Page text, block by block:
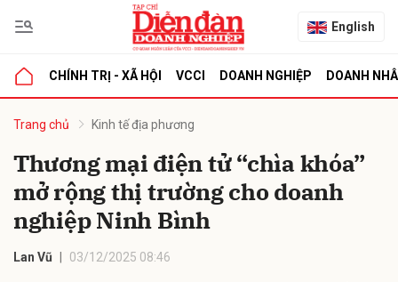
English
CHÍNH TRỊ - XÃ HỘI VCCI DOANH NGHIỆP DOANH
Trang chủ Kinh tế địa phương
Thương mại điện tử “chìa khóa”
mở rộng thị trường cho doanh
nghiệp Ninh Bình
Lan Vũ 03/12/2025 08:46
luận